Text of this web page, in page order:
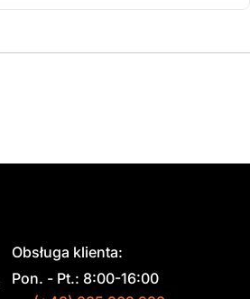
Obsługa klienta:
Pon. - Pt.: 8:00-16:00